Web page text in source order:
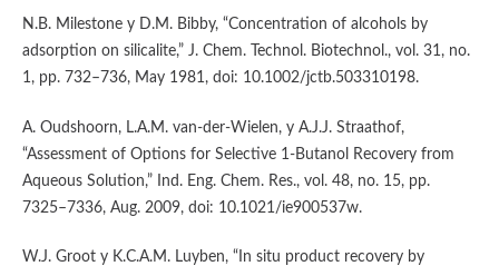
N.B. Milestone y D.M. Bibby, “Concentration of alcohols by
adsorption on silicalite,” J. Chem. Technol. Biotechnol., vol. 31, no.
1, pp. 732–736, May 1981, doi: 10.1002/jctb.503310198.
A. Oudshoorn, L.A.M. van-der-Wielen, y A.J.J. Straathof,
“Assessment of Options for Selective 1-Butanol Recovery from
Aqueous Solution,” Ind. Eng. Chem. Res., vol. 48, no. 15, pp.
7325–7336, Aug. 2009, doi: 10.1021/ie900537w.
W.J. Groot y K.C.A.M. Luyben, “In situ product recovery by